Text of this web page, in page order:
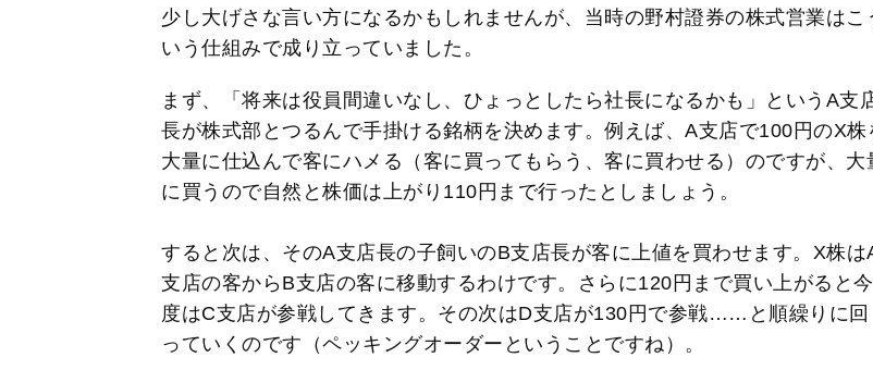
少し大げさな言い方になるかもしれませんが、当時の野村證券の株式営業はこ
いう仕組みで成り立っていました。
まず、「将来は役員間違いなし、ひょっとしたら社長になるかも」というA支
長が株式部とつるんで手掛ける銘柄を決めます。例えば、A支店で100円のX株
大量に仕込んで客にハメる（客に買ってもらう、客に買わせる）のですが、大
に買うので自然と株価は上がり110円まで行ったとしましょう。
すると次は、そのA支店長の子飼いのB支店長が客に上値を買わせます。X株は
支店の客からB支店の客に移動するわけです。さらに120円まで買い上がると今
度はC支店が参戦してきます。その次はD支店が130円で参戦……と順繰りに回
っていくのです（ペッキングオーダーということですね）。